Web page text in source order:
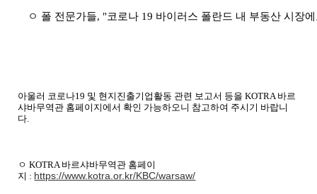
ㅇ 폴 전문가들, "코로나19 바이러스 폴란드 내 부동산 시장
아울러 코로나19 및 현지진출기업활동 관련 보고서 등을 KOTRA바르
샤바무역관 홈페이지에서 확인 가능하오니 참고하여 주시기 바랍니
다.
ㅇ KOTRA바르샤바무역관 홈페이
지 : https://www.kotra.or.kr/KBC/warsaw/